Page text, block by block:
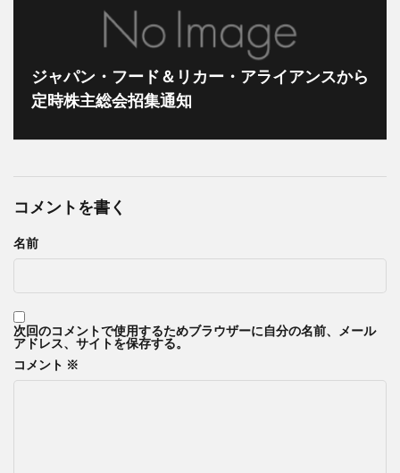
ジャパン・フード＆リカー・アライアンスから
定時株主総会招集通知
コメントを書く
名前
次回のコメントで使用するためブラウザーに自分の名前、メール
アドレス、サイトを保存する。
コメント ※